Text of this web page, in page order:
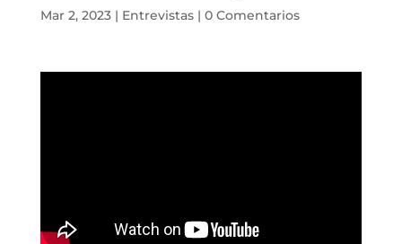
Mar 2, 2023| Entrevistas| 0 Comentarios